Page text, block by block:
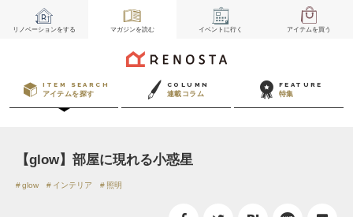
リノベーションをする マガジンを読む イベント に行く アイテムを買う
ITEM SEARCH
アイテムを探す
COLUMN
連載コラム
FEATURE
特集
【glow】部屋に現れる小惑星
glow インテリア 照明